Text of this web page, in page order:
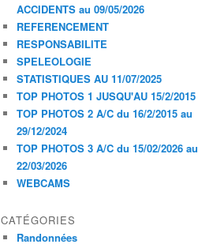
ACCIDENTS au 09/05/2026
REFERENCEMENT
RESPONSABILITE
SPELEOLOGIE
STATISTIQUES AU 11/07/2025
TOP PHOTOS 1 JUSQU'AU 15/2/2015
TOP PHOTOS 2 A/C du 16/2/2015 au
29/12/2024
TOP PHOTOS 3 A/C du 15/02/2026 au
22/03/2026
WEBCAMS
CATÉGORIES
Randonnées